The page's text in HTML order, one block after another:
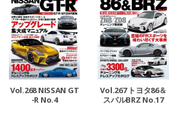
Vol.268 NISSAN GT
-R No.4
Vol.267 トヨタ86＆
スバルBRZ No.17